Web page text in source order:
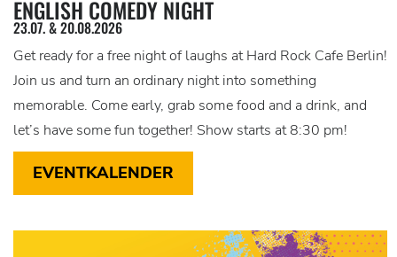
ENGLISH COMEDY NIGHT
23.07. & 20.08.2026
Get ready for a free night of laughs at Hard Rock Cafe Berlin!
Join us and turn an ordinary night into something
memorable. Come early, grab some food and a drink, and
let’s have some fun together! Show starts at 8:30 pm!
EVENTKALENDER